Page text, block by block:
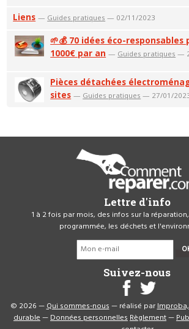
Liens — Guides pratiques — 02/11/2023
🌱💰 70 idées éco-
1000€ par an — Guides pratiques —
Pièces détachées
sites — Guides pratiques — 27/01/
Lettre d'info
1 à 2 fois par mois, des infos sur la
programmée, les déchets et
Suivez-nous
© 2026 —Qui sommes-nous— réalisé par
durable—Données personnellesRèglement—